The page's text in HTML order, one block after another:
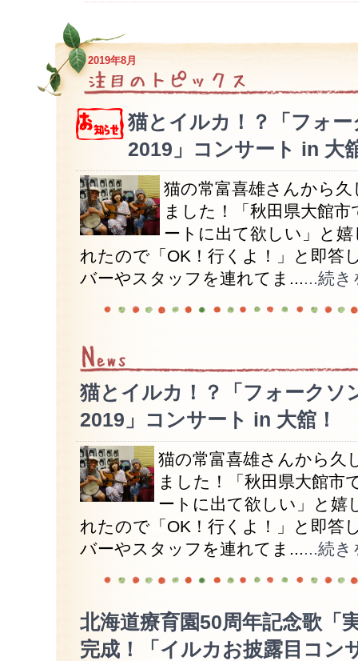
2019年8月
猫とイルカ！？「フォ
2019」コンサート in 大
猫の常富喜雄さんから
ました！「秋田県大館
ートに出て欲しい」と
れたので「OK！行くよ！」と即答
バーやスタッフを連れてま......続き
猫とイルカ！？「フォークソ
2019」コンサート in 大舘！
猫の常富喜雄さんから久
ました！「秋田県大館市
ートに出て欲しい」と嬉
れたので「OK！行くよ！」と即答
バーやスタッフを連れてま......続き
北海道療育園50周年記念歌「
完成！「イルカお披露目コン